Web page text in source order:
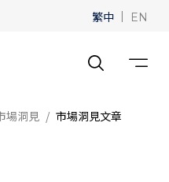
繁中 | EN
場洞見 市場洞見文章